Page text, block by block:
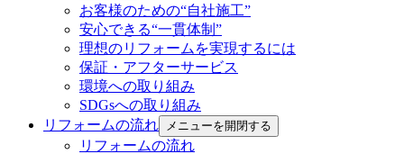
お客様のための“自社施工”
安心できる“一貫体制”
理想のリフォームを実現するには
保証・アフターサービス
環境への取り組み
SDGsへの取り組み
リフォームの流れ
メニューを開閉する
リフォームの流れ